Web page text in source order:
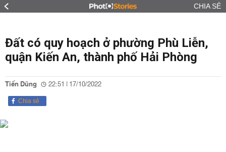
CHIA SẺ
Đất có quy hoạch ở phường Phù Liễn,
quận Kiến An, thành phố Hải Phòng
Tiến Dũng 22:51 | 17/10/2022
Chia sẻ